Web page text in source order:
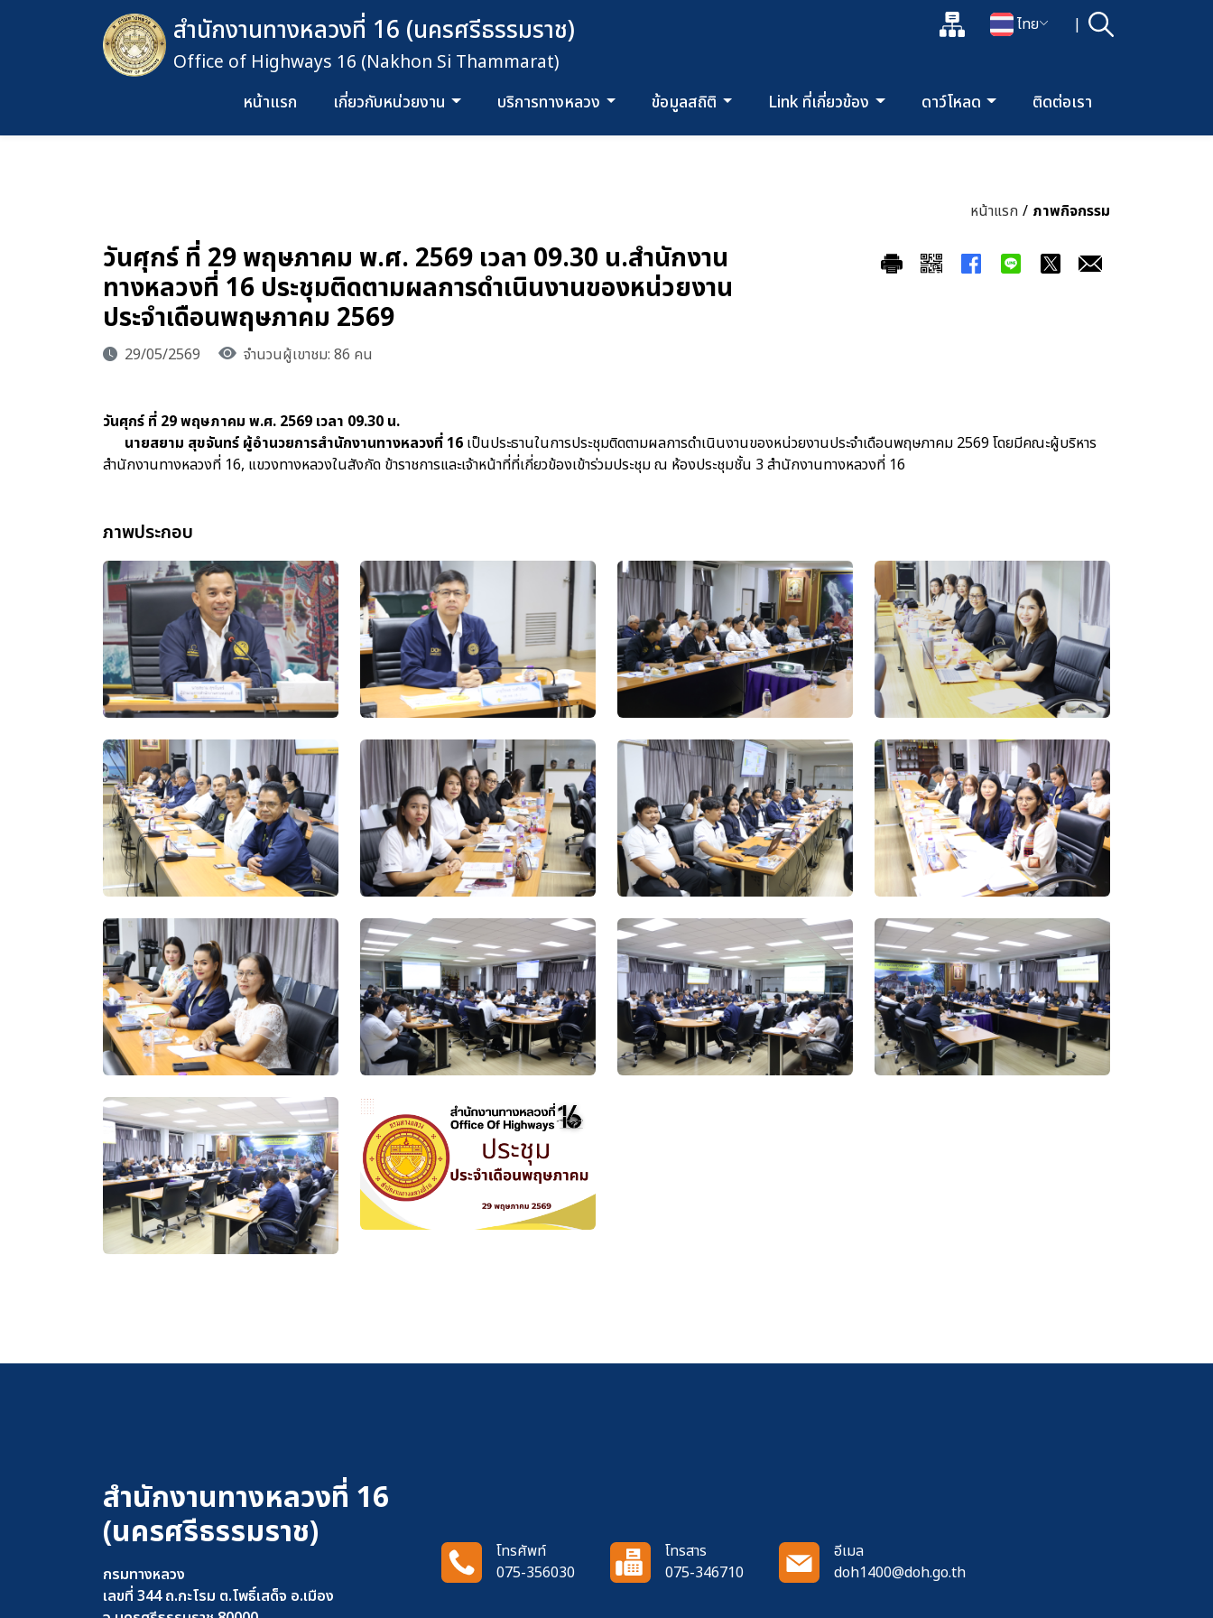
แผนผังเว็บไซต์
เปลี่ยนภาษา
ไทย | ค้นหา
เปิดกล่องค้นหาข้อมูลหลักของเว็บไซต์
สำนักงานทางหลวงที่ 16 (นครศรีธรรมราช)
Office of Highways 16 (Nakhon Si Thammarat)
หน้าแรก เกี่ยวกับหน่วยงาน บริการทางหลวง ข้อมูลสถิติ Link ที่เกี่ยวข้อง ดาว์โหลด ติดต่อเรา
หน้าแรก / ภาพกิจกรรม
วันศุกร์ ที่ 29 พฤษภาคม พ.ศ. 2569 เวลา 09.30 น.สำนักงาน
ทางหลวงที่ 16 ประชุมติดตามผลการดำเนินงานของหน่วยงาน
ประจำเดือนพฤษภาคม 2569
29/05/2569 จำนวนผู้เขาชม: 86 คน
วันศุกร์ ที่ 29 พฤษภาคม พ.ศ. 2569 เวลา 09.30 น.
นายสยาม สุขจันทร์ ผู้อำนวยการสำนักงานทางหลวงที่ 16 เป็นประธานในการประชุมติดตามผลการดำเนินงานของหน่วยงานประจำเดือนพฤษภาคม 2569 โดยมีคณะผู้บริหาร
สำนักงานทางหลวงที่ 16, แขวงทางหลวงในสังกัด ข้าราชการและเจ้าหน้าที่ที่เกี่ยวข้องเข้าร่วมประชุม ณ ห้องประชุมชั้น 3 สำนักงานทางหลวงที่ 16
ภาพประกอบ
สำนักงานทางหลวงที่ 16
(นครศรีธรรมราช)
กรมทางหลวง
เลขที่ 344 ถ.กะโรม ต.โพธิ์เสด็จ อ.เมือง
โทรศัพท์
075-356030
โทรสาร
075-346710
อีเมล
doh1400@doh.go.th